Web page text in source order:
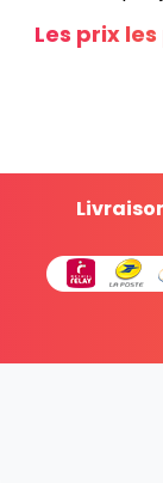
Les prix